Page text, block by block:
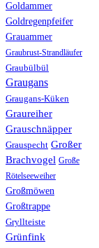
Goldammer
Goldregenpfeifer
Grauammer
Graubrust-Strandläufer
Graubülbül
Graugans
Graugans-Küken
Graureiher
Grauschnäpper
Grauspecht Großer
Brachvogel Große
Rötelseeweiher
Großmöwen
Großtrappe
Gryllteiste
Grünfink